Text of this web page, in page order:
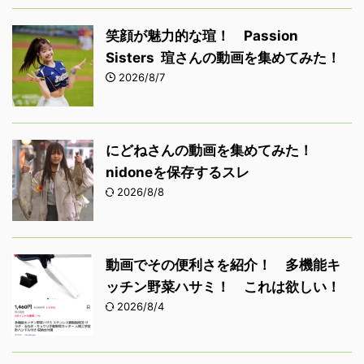
笑顔が魅力的な瑄！ Passion
Sisters 瑄さんの動画を集めてみた！
2026/8/7
にどねさんの動画を集めてみた！
nidoneを保存するスレ
2026/8/8
動画でその便利さを紹介！ 多機能キ
ッチン野菜ハサミ！ これは欲しい！
2026/8/4